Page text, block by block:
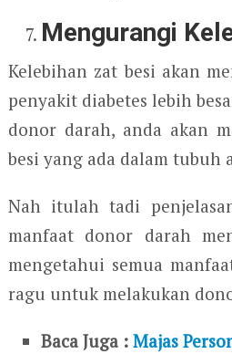
Mengurangi
Kelebihan zat besi akan
penyakit diabetes lebih
donor darah, anda akan
besi yang ada dalam tubuh
Nah itulah tadi
manfaat donor darah
mengetahui semua
ragu untuk melakukan
Baca Juga :Majas